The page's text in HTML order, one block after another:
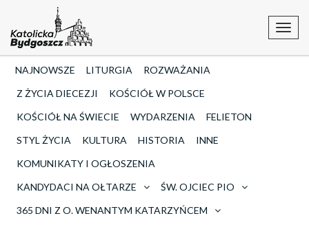
NAJNOWSZE LITURGIA
ROZWAŻANIA
Z ŻYCIA DIECEZJI
KOŚCIÓŁ W POLSCE
KOŚCIÓŁ NA ŚWIECIE
WYDARZENIA
FELIETON
STYL ŻYCIA
KULTURA HISTORIA
INNE
KOMUNIKATY I OGŁOSZENIA
KANDYDACI NA OŁTARZE
ŚW. OJCIEC PIO
365 DNI Z O. WENANTYM KATARZYŃCEM